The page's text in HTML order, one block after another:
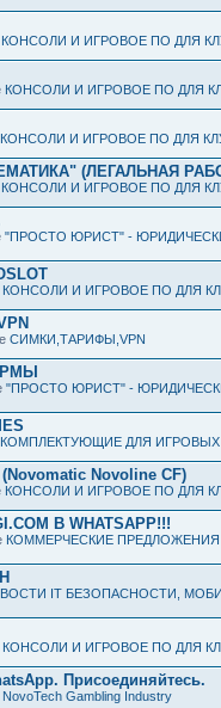
КОНСОЛИ И ИГРОВОЕ ПО ДЛЯ
КОНСОЛИ И ИГРОВОЕ ПО ДЛЯ
КОНСОЛИ И ИГРОВОЕ ПО ДЛЯ
(ЛЕГАЛЬНАЯ
КОНСОЛИ И ИГРОВОЕ ПО ДЛЯ
"ПРОСТО ЮРИСТ" -
КОНСОЛИ И ИГРОВОЕ ПО ДЛЯ
СИМКИ,ТАРИФЫ,VPN
"ПРОСТО ЮРИСТ" -
КОМПЛЕКТУЮЩИЕ ДЛЯ ИГРОВЫХ
Novoline CF)
КОНСОЛИ И ИГРОВОЕ ПО ДЛЯ
В WHATSAPP!!!
КОММЕРЧЕСКИЕ ПРЕДЛОЖЕНИЯ
IT БЕЗОПАСНОСТИ,
КОНСОЛИ И ИГРОВОЕ ПО ДЛЯ
Присоединяйтесь.
NovoTech Gambling Industry